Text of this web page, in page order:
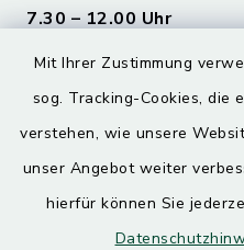
Mit Ihrer Zustimmung
sog. Tracking-Cookies, die
verstehen, wie unsere
unser Angebot weiter
hierfür können Sie
7.30 – 12.00 Uhr
Donnerstag
7.30 – 12.00 Uhr
13.00 – 17.30 Uhr
Quicklinks